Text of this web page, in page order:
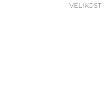
VELIKOST